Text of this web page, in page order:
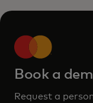
Book a
Request a